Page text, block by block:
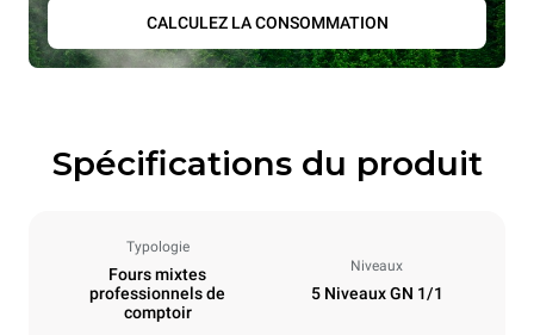
CALCULEZ LA CONSOMMATION
Spécifications du produit
Typologie
Fours mixtes
professionnels de
comptoir
Niveaux
5 Niveaux GN 1/1